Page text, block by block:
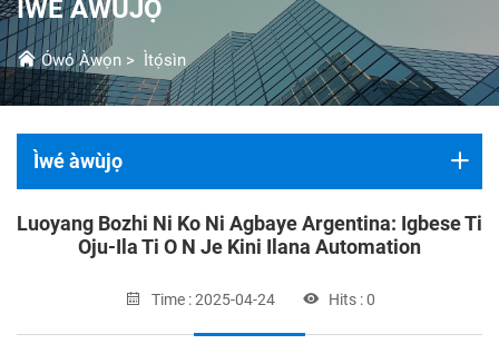
ÌWÉ ÀWÙJỌ
Ówó Àwọn > Ìtọ́sìn
Ìwé àwùjọ
Luoyang Bozhi Ni Ko Ni Agbaye Argentina: Igbese Ti
Oju-Ila Ti O N Je Kini Ilana Automation
Time : 2025-04-24 Hits : 0